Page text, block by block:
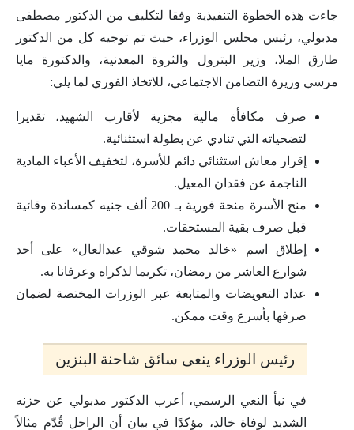
جاءت هذه الخطوة التنفيذية وفقا لتكليف من الدكتور مصطفى
مدبولي، رئيس مجلس الوزراء، حيث تم توجيه كل من الدكتور
طارق الملا، وزير البترول والثروة المعدنية، والدكتورة مايا
مرسي وزيرة التضامن الاجتماعي، للاتخاذ الفوري لما يلي:
صرف مكافأة مالية مجزية لأقارب الشهيد، تقديرا
لتضحياته التي تنادي عن بطولة استثنائية.
إقرار معاش استثنائي دائم للأسرة، لتخفيف الأعباء المادية
الناجمة عن فقدان المعيل.
منح الأسرة منحة فورية بـ 200 ألف جنيه كمساندة وقائية
قبل صرف بقية المستحقات.
إطلاق اسم «خالد محمد شوقي عبدالعال» على أحد
شوارع العاشر من رمضان، تكريما لذكراه وعرفانا به.
عداد التعويضات والمتابعة عبر الوزرات المختصة لضمان
صرفها بأسرع وقت ممكن.
رئيس الوزراء ينعى سائق شاحنة البنزين
في نبأ النعي الرسمي، أعرب الدكتور مدبولي عن حزنه
الشديد لوفاة خالد، مؤكدًا في بيان أن الراحل قُدّم مثالاً